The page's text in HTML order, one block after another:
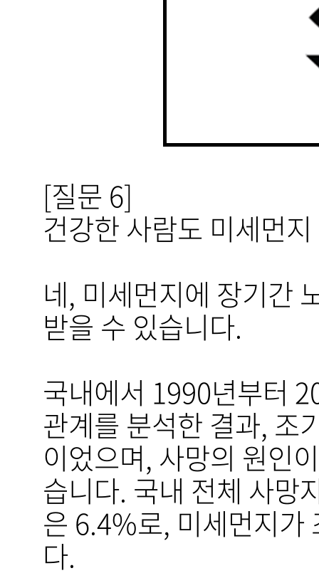
[질문 6]
건강한 사람도 미세먼
네, 미세먼지에 장기간
받을 수 있습니다.
국내에서 1990년부터
관계를 분석한 결과,
이었으며, 사망의 원인
습니다. 국내 전체 사망
은 6.4%로, 미세먼지가
다.